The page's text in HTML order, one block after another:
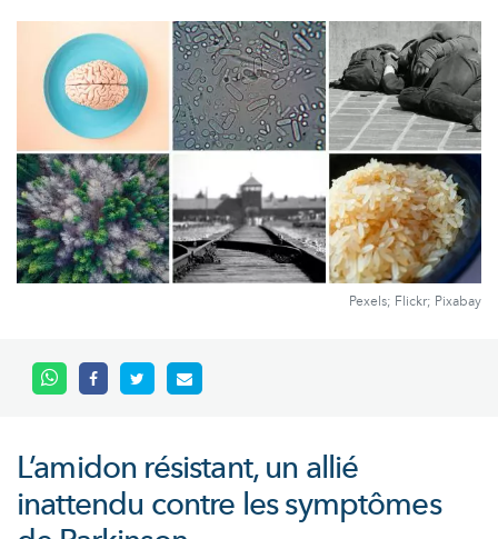
Pexels; Flickr; Pixabay
L’amidon résistant, un allié
inattendu contre les symptômes